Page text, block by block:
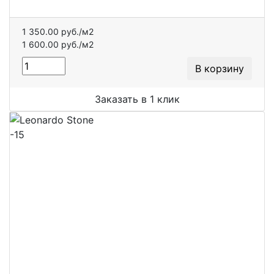
1 350.00 руб./м2
1 600.00 руб./м2
В корзину
Заказать в 1 клик
-15